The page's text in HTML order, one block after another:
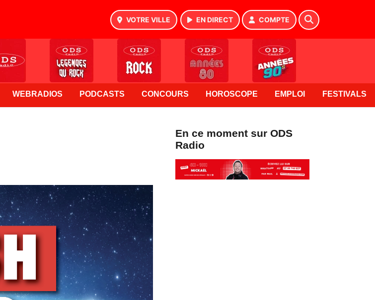
VOTRE VILLE EN DIRECT COMPTE
WEBRADIOS PODCASTS CONCOURS HOROSCOPE EMPLOI FESTIVALS
En ce moment sur ODS
Radio